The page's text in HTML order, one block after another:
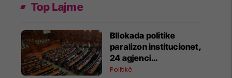
Top Lajme
Bllokada politike
paralizon institucionet,
24 agjenci
funksionojnë me
Politikë